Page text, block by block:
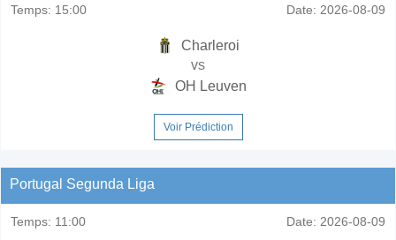
Temps: 15:00 Date: 2026-08-09
Charleroi
vs
OH Leuven
Voir Prédiction
Portugal Segunda Liga
Temps: 11:00 Date: 2026-08-09